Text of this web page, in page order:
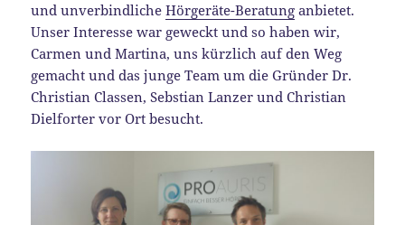
und unverbindlicheHörgeräte-Beratung anbietet.
Unser Interesse war geweckt und so haben wir,
Carmen und Martina, uns kürzlich auf den Weg
gemacht und das junge Team um die Gründer Dr.
Christian Classen, Sebstian Lanzer und Christian
Dielforter vor Ort besucht.